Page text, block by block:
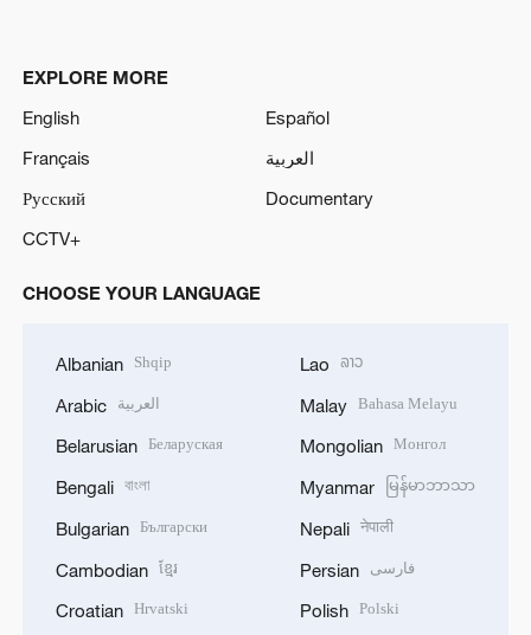
EXPLORE MORE
English
Español
Français
العربية
Русский
Documentary
CCTV+
CHOOSE YOUR LANGUAGE
Albanian Shqip
Arabic العربية
Belarusian Беларуская
Bengali বাংলা
Bulgarian Български
Cambodian ខ្មែរ
Croatian Hrvatski
Lao ລາວ
Malay Bahasa Melayu
Mongolian Монгол
Myanmar မြန်မာဘာသာ
Nepali नेपाली
Persian فارسی
Polish Polski